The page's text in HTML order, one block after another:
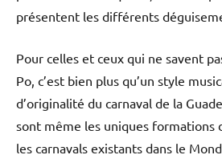
présentent les différents
Pour celles et ceux qui ne savent
Po, c’est bien plus qu’un style
d’originalité du carnaval de la
sont même les uniques formations
les carnavals existants dans le